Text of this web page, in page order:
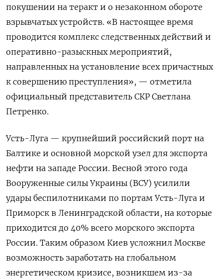
покушении на теракт и о незаконном обороте
взрывчатых устройств. «В настоящее время
проводится комплекс следственных действий и
оперативно-разыскных мероприятий,
направленных на установление всех причастных
к совершению преступления», — отметила
официальный представитель СКР Светлана
Петренко.
Усть-Луга — крупнейший российский порт на
Балтике и основной морской узел для экспорта
нефти на западе России. Весной этого года
Вооруженные силы Украины (ВСУ) усилили
удары беспилотниками по портам Усть-Луга и
Приморск в Ленинградской области, на которые
приходится до 40% всего морского экспорта
России. Таким образом Киев усложнил Москве
возможность заработать на глобальном
энергетическом кризисе, возникшем из-за